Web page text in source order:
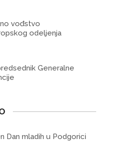
vođstvo
odeljenja
Generalne
Dan mladih u Podgorici